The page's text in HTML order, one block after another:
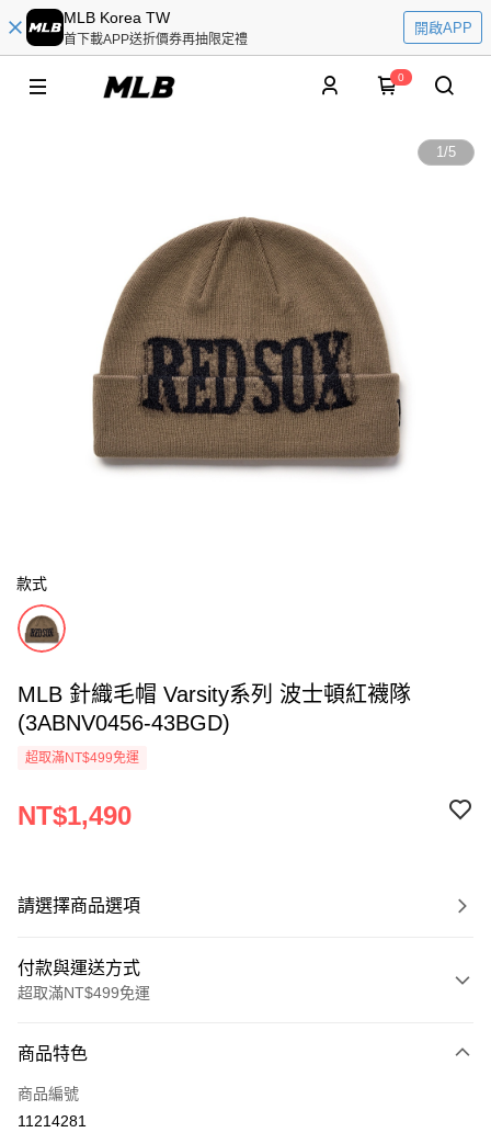
MLB Korea TW
首下載APP送折價券再抽限定禮
開啟APP
0
1/5
款式
MLB 針織毛帽 Varsity系列 波士頓紅襪隊
(3ABNV0456-43BGD)
超取滿NT$499免運
NT$1,490
請選擇商品選項
付款與運送方式
超取滿NT$499免運
信用卡一次付款
超商取貨付款
商品特色
商品編號
11214281